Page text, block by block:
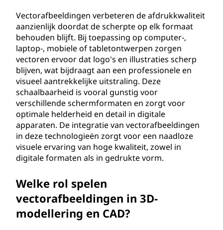
Vectorafbeeldingen verbeteren de afdrukkwaliteit
aanzienlijk doordat de scherpte op elk formaat
behouden blijft. Bij toepassing op computer-,
laptop-, mobiele of tabletontwerpen zorgen
vectoren ervoor dat logo's en illustraties scherp
blijven, wat bijdraagt aan een professionele en
visueel aantrekkelijke uitstraling. Deze
schaalbaarheid is vooral gunstig voor
verschillende schermformaten en zorgt voor
optimale helderheid en detail in digitale
apparaten. De integratie van vectorafbeeldingen
in deze technologieën zorgt voor een naadloze
visuele ervaring van hoge kwaliteit, zowel in
digitale formaten als in gedrukte vorm.
Welke rol spelen
vectorafbeeldingen in 3D-
modellering en CAD?